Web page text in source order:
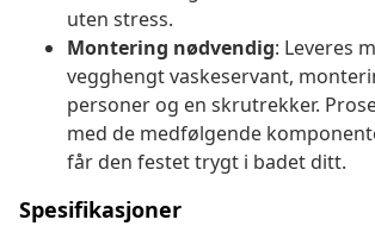
uten stress.
Montering nødvendig: Leveres
vegghengt vaskeservant,
personer og en skrutrekker.
med de medfølgende
får den festet trygt i badet ditt.
Spesifikasjoner